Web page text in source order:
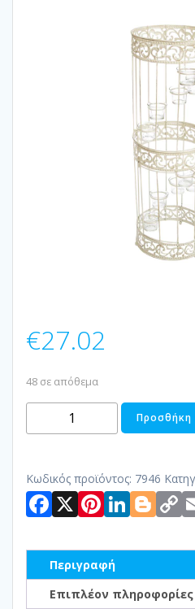
€27.02
48 σε απόθεμα
ΚΗΡΟΠΗΓΙΟ
ΜΕΤΑΛΛΙΚΟ
Προσθήκη
Κωδικός προϊόντος: 7946
Facebook
X
Περιγραφή
Επιπλέον πληροφορίες